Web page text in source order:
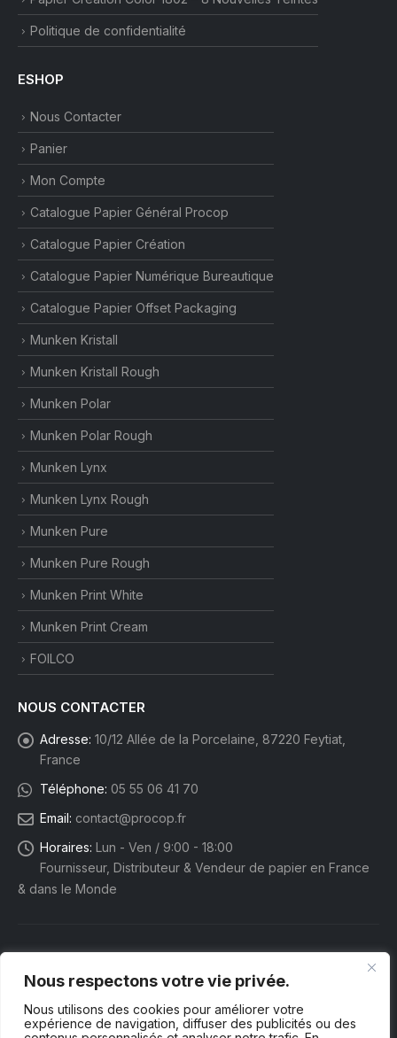
Nous respectons votre vie privée.
Nous utilisons des cookies pour améliorer votre
expérience de navigation, diffuser des publicités ou des
Politique de confidentialité
ESHOP
Nous Contacter
Panier
Mon Compte
Catalogue Papier Général Procop
Catalogue Papier Création
Catalogue Papier Numérique Bureautique
Catalogue Papier Offset Packaging
Munken Kristall
Munken Kristall Rough
Munken Polar
Munken Polar Rough
Munken Lynx
Munken Lynx Rough
Munken Pure
Munken Pure Rough
Munken Print White
Munken Print Cream
FOILCO
NOUS CONTACTER
Adresse: 10/12 Allée de la Porcelaine, 87220 Feytiat,
France
Téléphone: 05 55 06 41 70
Email: contact@procop.fr
Horaires: Lun - Ven / 9:00 - 18:00
Fournisseur, Distributeur & Vendeur de papier en France
& dans le Monde